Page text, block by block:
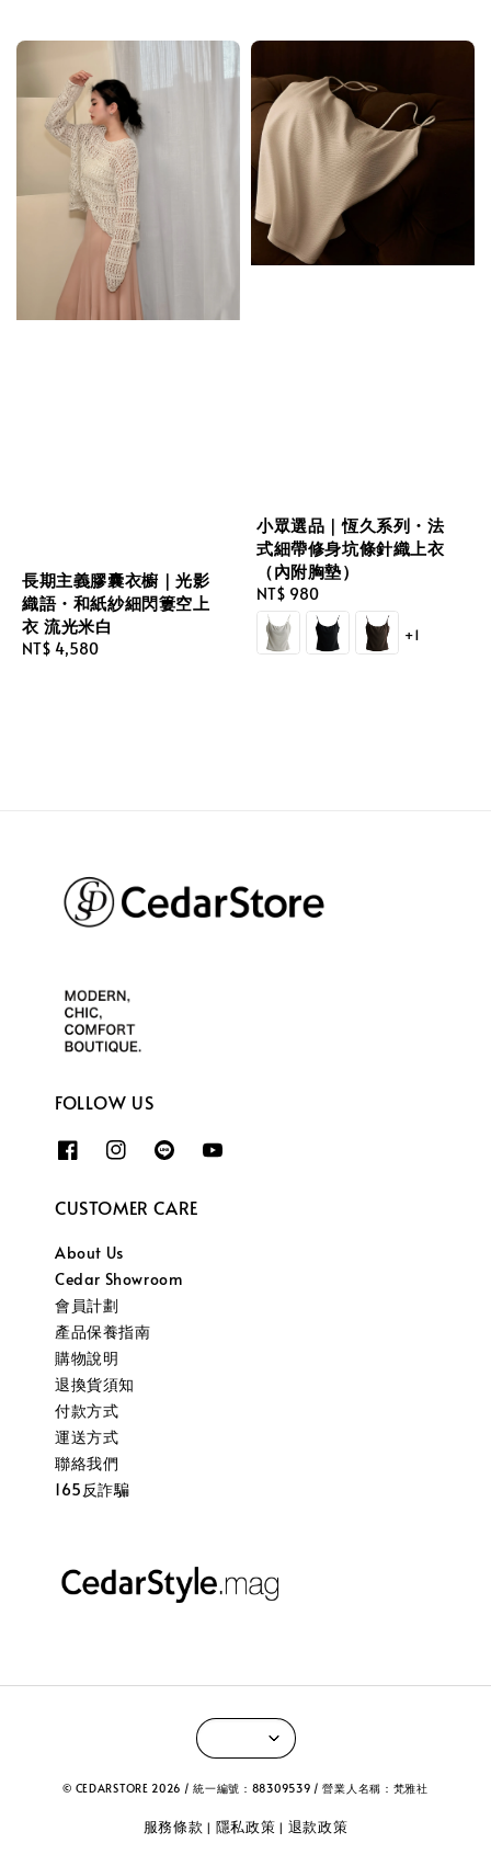
長期主義膠囊衣櫥｜光影
織語・和紙紗細閃簍空上
衣 流光米白
Regular
NT$ 4,580
小眾選品｜恆久系列・法
式細帶修身坑條針織上衣
（內附胸墊）
Regular
price
NT$ 980
+1
FOLLOW US
CUSTOMER CARE
About Us
Cedar Showroom
會員計劃
產品保養指南
購物說明
退換貨須知
付款方式
運送方式
聯絡我們
165反詐騙
© CEDARSTORE 2026 / 統一編號：88309539 / 營業人名稱：梵雅社
服務條款 | 隱私政策 | 退款政策